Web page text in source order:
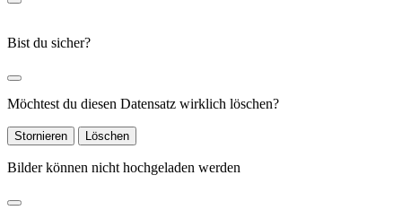
Bist du sicher?
Möchtest du diesen Datensatz wirklich löschen?
Stornieren Löschen
Bilder können nicht hochgeladen werden